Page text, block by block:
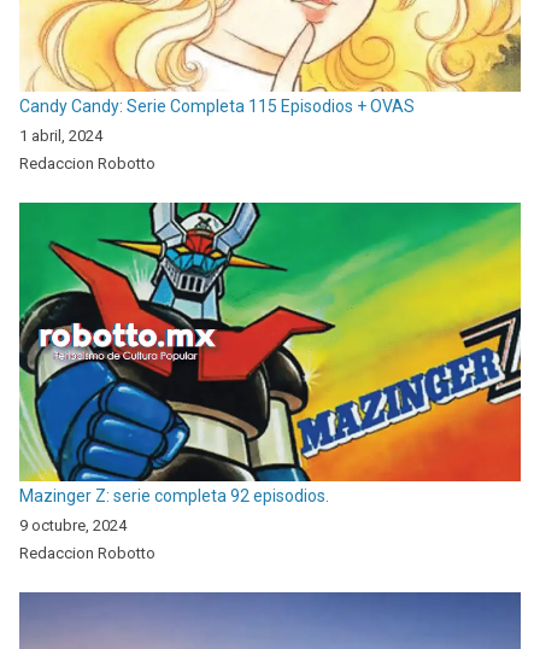
Candy Candy: Serie Completa 115 Episodios + OVAS
1 abril, 2024
Redaccion Robotto
Mazinger Z: serie completa 92 episodios.
9 octubre, 2024
Redaccion Robotto